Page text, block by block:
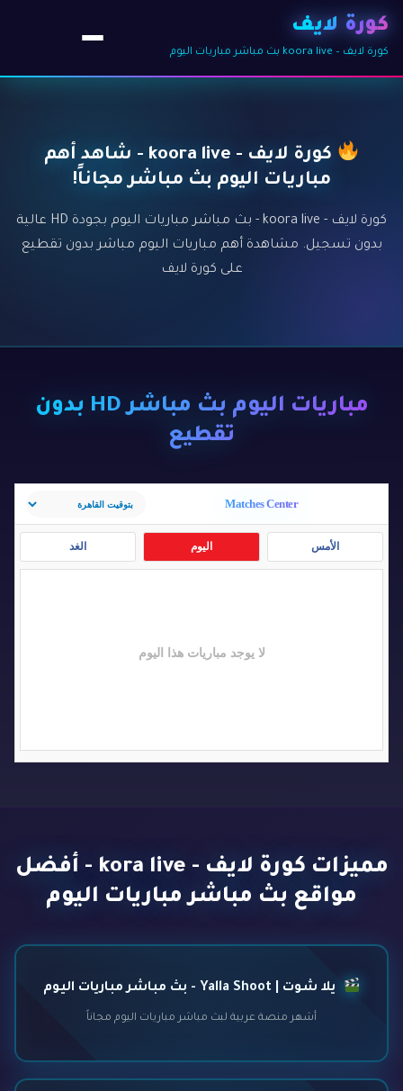
كورة لايف
كورة لايف – koora live بث مباشر مباريات اليوم
كورة لايف - koora live - شاهد أهم
مباريات اليوم بث مباشر مجاناً!
كورة لايف - koora live - بث مباشر مباريات اليوم بجودة HD عالية
بدون تسجيل. مشاهدة أهم مباريات اليوم مباشر بدون تقطيع
على كورة لايف
مباريات اليوم بث مباشر HD بدون
تقطيع
Matches Center
الأمس اليوم الغد
لا يوجد مباريات هذا اليوم
مميزات كورة لايف - kora live - أفضل
مواقع بث مباشر مباريات اليوم
يلا شوت | Yalla Shoot - بث مباشر مباريات اليوم
أشهر منصة عربية لبث مباشر مباريات اليوم مجاناً